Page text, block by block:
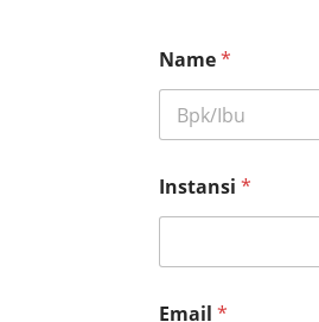
Name*
N
a
e
m
Instansi*
Email*